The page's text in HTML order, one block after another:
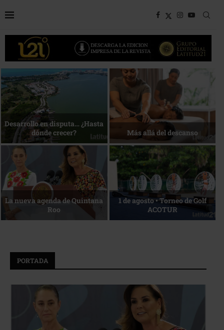
Bottega, un viaje servido a la
mesa
Energía que Impulsa la
competitividad
Reconocimiento de viajeros La esencia del servicio
PORTADA